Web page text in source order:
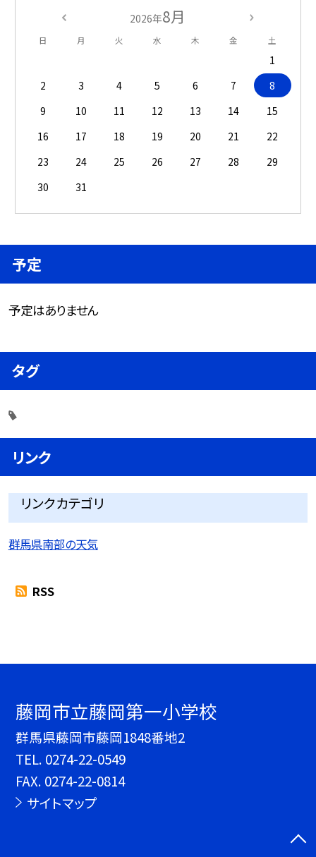
2026年8月
日 月 火 水 木 金 土
1
2
3 4 5 6 7
8
9
10 11 12 13 14
15
16
17 18 19 20 21
22
23
24 25 26 27 28
29
30
31
予定
予定はありません
タグ
リンク
リンクカテゴリ
群馬県南部の天気
RSS
藤岡市立藤岡第一小学校
群馬県藤岡市藤岡1848番地2
TEL. 0274-22-0549
FAX. 0274-22-0814
サイトマップ